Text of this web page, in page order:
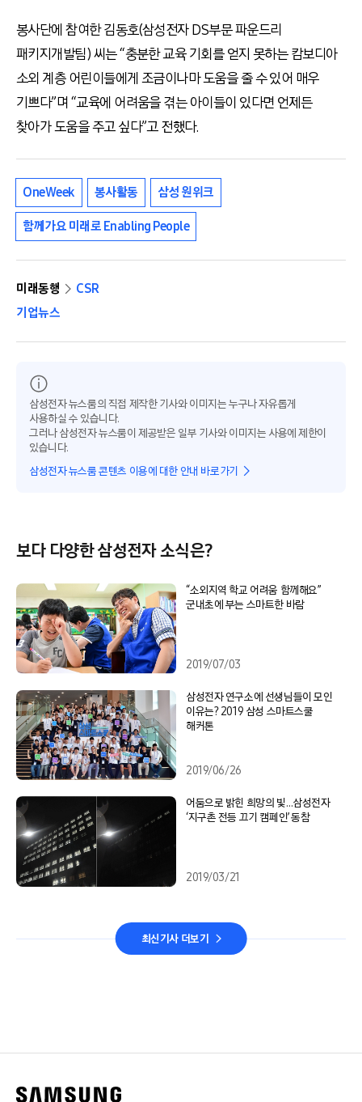
봉사단에 참여한 김동호(삼성전자 DS부문 파운드리
패키지개발팀) 씨는 “충분한 교육 기회를 얻지 못하는 캄보디아
소외 계층 어린이들에게 조금이나마 도움을 줄 수 있어 매우
기쁘다”며 “교육에 어려움을 겪는 아이들이 있다면 언제든
찾아가 도움을 주고 싶다”고 전했다.
OneWeek 봉사활동 삼성 원위크
함께가요 미래로 Enabling People
미래동행
CSR
기업뉴스
삼성전자 뉴스룸의 직접 제작한 기사와 이미지는 누구나 자유롭게
사용하실 수 있습니다.
그러나 삼성전자 뉴스룸이 제공받은 일부 기사와 이미지는 사용에 제한이
있습니다.
삼성전자 뉴스룸 콘텐츠 이용에 대한 안내 바로가기
보다 다양한 삼성전자 소식은?
“소외지역 학교 어려움 함께해요”
군내초에 부는 스마트한 바람
2019/07/03
삼성전자 연구소에 선생님들이 모인
이유는? 2019 삼성 스마트스쿨
해커톤
2019/06/26
어둠으로 밝힌 희망의 빛…삼성전자
‘지구촌 전등 끄기 캠페인’ 동참
2019/03/21
최신기사 더보기